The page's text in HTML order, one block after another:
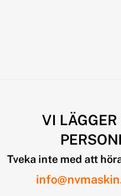
VI
Tveka inte med att